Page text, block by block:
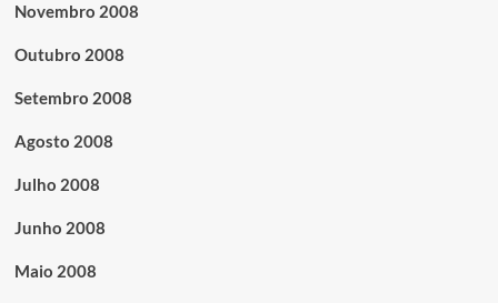
Novembro 2008
Outubro 2008
Setembro 2008
Agosto 2008
Julho 2008
Junho 2008
Maio 2008